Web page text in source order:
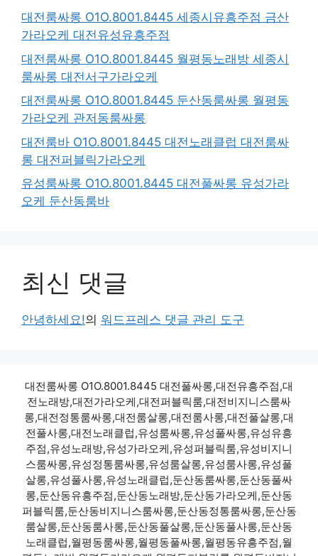
대전룸싸롱 O1O.8001.8445 세종시유흥주점 금산
가라오케 대전유성유흥주점
대전룸싸롱 O1O.8001.8445 월평동노래방 세종시
룸싸롱 대전서구가라오케
대전룸싸롱 O1O.8001.8445 둔산동룸싸롱 월평동
가라오케 관저동룸싸롱
대전룸바 O1O.8001.8445 대전노래클럽 대전룸싸
롱 대전퍼블릭가라오케
유성룸싸롱 O1O.8001.8445 대전풀싸롱 유성가라
오케 둔산동룸바
최신 댓글
안녕하세요!의 워드프레스 댓글 관리 도구
대전룸싸롱 O1O.8001.8445 대전풀싸롱,대전유흥주점,대
전노래방,대전가라오케,대전퍼블릭룸,대전비지니스룸싸
롱,대전정통룸싸롱,대전룸살롱,대전룸사롱,대전풀살롱,대
전풀사롱,대전노래클럽,유성룸싸롱,유성풀싸롱,유성유흥
주점,유성노래방,유성가라오케,유성퍼블릭룸,유성비지니
스룸싸롱,유성정통룸싸롱,유성룸살롱,유성룸사롱,유성풀
살롱,유성풀사롱,유성노래클럽,둔산동룸싸롱,둔산동풀싸
롱,둔산동유흥주점,둔산동노래방,둔산동가라오케,둔산동
퍼블릭룸,둔산동비지니스룸싸롱,둔산동정통룸싸롱,둔산동
룸살롱,둔산동룸사롱,둔산동풀살롱,둔산동풀사롱,둔산동
노래클럽,월평동룸싸롱,월평동풀싸롱,월평동유흥주점,월